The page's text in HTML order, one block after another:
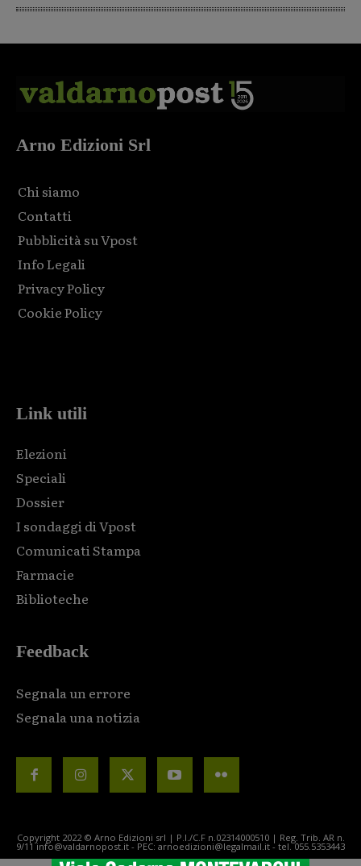
Arno Edizioni Srl
Chi siamo
Contatti
Pubblicità su Vpost
Info Legali
Privacy Policy
Cookie Policy
Link utili
Elezioni
Speciali
Dossier
I sondaggi di Vpost
Comunicati Stampa
Farmacie
Biblioteche
Feedback
Segnala un errore
Segnala una notizia
Copyright 2022 © Arno Edizioni srl | P.I./C.F n.02314000510 | Reg. Trib. AR n.
9/11 info@valdarnopost.it - PEC: arnoedizioni@legalmail.it - tel. 055.5353443